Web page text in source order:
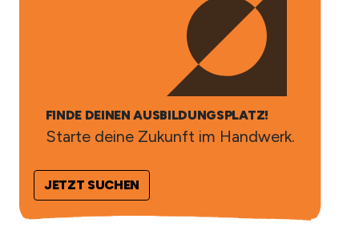
FINDE DEINEN AUSBILDUNGSPLATZ!
Starte deine Zukunft im Handwerk.
JETZT SUCHEN